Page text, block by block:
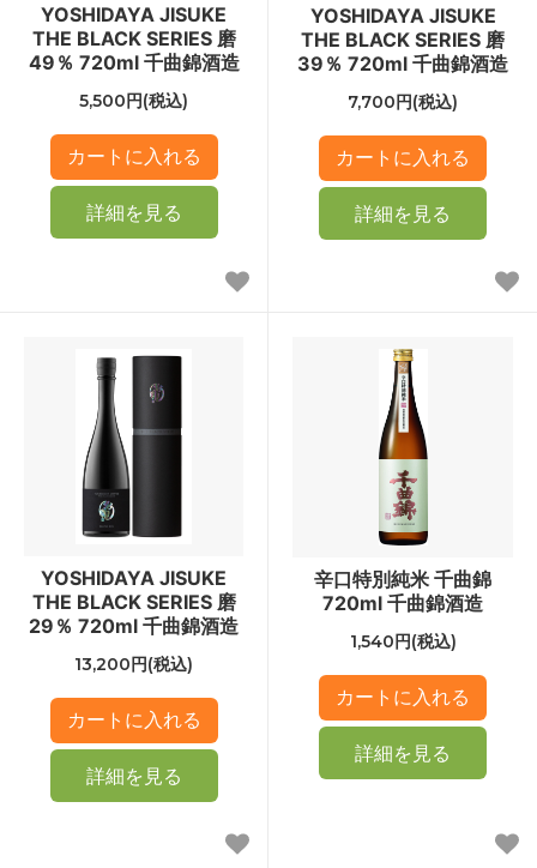
YOSHIDAYA JISUKE
THE BLACK SERIES 磨
49％ 720ml 千曲錦酒造
5,500円(税込)
詳細を見る
YOSHIDAYA JISUKE
THE BLACK SERIES 磨
39％ 720ml 千曲錦酒造
7,700円(税込)
詳細を見る
YOSHIDAYA JISUKE
THE BLACK SERIES 磨
29％ 720ml 千曲錦酒造
13,200円(税込)
詳細を見る
辛口特別純米 千曲錦
720ml 千曲錦酒造
1,540円(税込)
詳細を見る